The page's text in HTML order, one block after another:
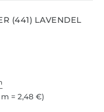
(441) LAVENDEL
= 2,48 €)